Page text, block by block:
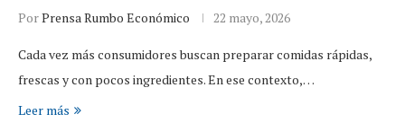
PorPrensa Rumbo Económico 22 mayo, 2026
Cada vez más consumidores buscan preparar comidas rápidas,
frescas y con pocos ingredientes. En ese contexto,…
Leer más